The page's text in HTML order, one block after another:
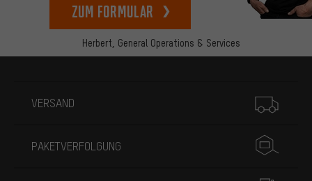
Herbert, General Operations & Services
zum Formular
VERSAND
PAKETVERFOLGUNG